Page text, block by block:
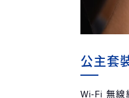
公主套
Wi-Fi 無線